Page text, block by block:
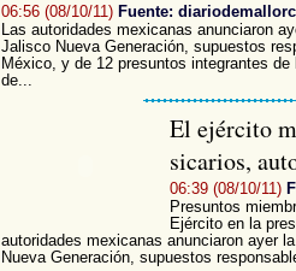
06:56 (08/10/11) Fuente:
Las autoridades mexicanas anunciaron
Jalisco Nueva Generación, supuestos
México, y de 12 presuntos integrantes
de...
El ejército
sicarios,
06:39 (08/10/11)
Presuntos
Ejército en la
autoridades mexicanas anunciaron ayer
Nueva Generación, supuestos